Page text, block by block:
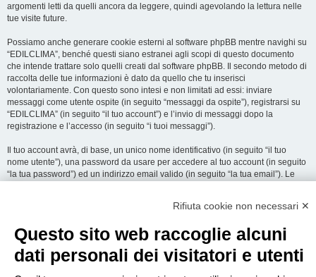
argomenti letti da quelli ancora da leggere, quindi agevolando la lettura nelle
tue visite future.
Possiamo anche generare cookie esterni al software phpBB mentre navighi su
“EDILCLIMA”, benché questi siano estranei agli scopi di questo documento
che intende trattare solo quelli creati dal software phpBB. Il secondo metodo di
raccolta delle tue informazioni è dato da quello che tu inserisci
volontariamente. Con questo sono intesi e non limitati ad essi: inviare
messaggi come utente ospite (in seguito “messaggi da ospite”), registrarsi su
“EDILCLIMA” (in seguito “il tuo account”) e l’invio di messaggi dopo la
registrazione e l’accesso (in seguito “i tuoi messaggi”).
Il tuo account avrà, di base, un unico nome identificativo (in seguito “il tuo
nome utente”), una password da usare per accedere al tuo account (in seguito
“la tua password”) ed un indirizzo email valido (in seguito “la tua email”). Le
alle informazioni di nome utente, password ed indirizzo email richiesti durante
obbligatoria o opzionale, è a totale discrezione di “EDILCLIMA”. In tutti i casi,
hai la possibilità di selezionare quali delle informazioni che hai fornito possano
essere rese pubbliche. All’interno del tuo account, hai facoltà di opt-in o opt-out
Rifiuta cookie non necessari ✕
Questo sito web raccoglie alcuni
dati personali dei visitatori e utenti